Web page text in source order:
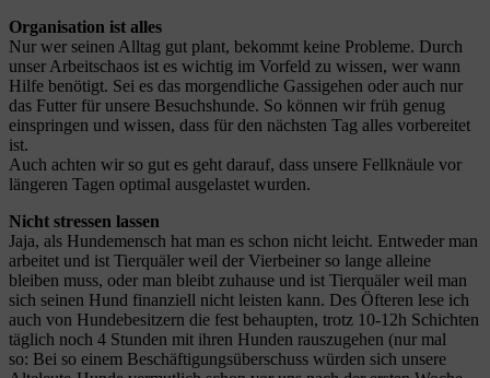
Organisation ist alles
Nur wer seinen Alltag gut plant, bekommt keine Probleme. Durch
unser Arbeitschaos ist es wichtig im Vorfeld zu wissen, wer wann
Hilfe benötigt. Sei es das morgendliche Gassigehen oder auch nur
das Futter für unsere Besuchshunde. So können wir früh genug
einspringen und wissen, dass für den nächsten Tag alles vorbereitet
ist.
Auch achten wir so gut es geht darauf, dass unsere Fellknäule vor
längeren Tagen optimal ausgelastet wurden.
Nicht stressen lassen
Jaja, als Hundemensch hat man es schon nicht leicht. Entweder man
arbeitet und ist Tierquäler weil der Vierbeiner so lange alleine
bleiben muss, oder man bleibt zuhause und ist Tierquäler weil man
sich seinen Hund finanziell nicht leisten kann. Des Öfteren lese ich
auch von Hundebesitzern die fest behaupten, trotz 10-12h Schichten
täglich noch 4 Stunden mit ihren Hunden rauszugehen (nur mal
so: Bei so einem Beschäftigungsüberschuss würden sich unsere